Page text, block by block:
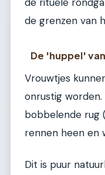
de grenzen van
De 'huppel'
Vrouwtjes
onrustig
bobbelende rug
rennen heen en
Dit is puur